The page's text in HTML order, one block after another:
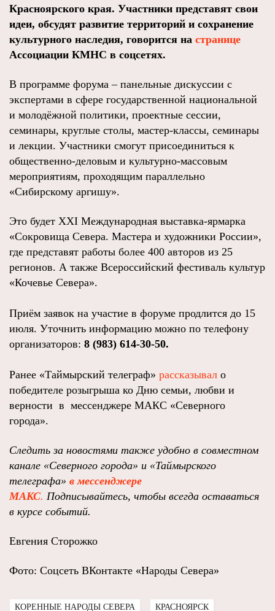
Красноярского края. Участники представят свои
идеи, обсудят развитие территорий и сохранение
культурного наследия, говорится на странице
Ассоциации КМНС в соцсетях.
В программе форума – панельные дискуссии с
экспертами в сфере государственной национальной
и молодёжной политики, проектные сессии,
семинары, круглые столы, мастер-классы, семинары
и лекции. Участники смогут присоединиться к
общественно-деловым и культурно-массовым
мероприятиям, проходящим параллельно
«Сибирскому аргишу».
Это будет XXI Международная выставка-ярмарка
«Сокровища Севера. Мастера и художники России»,
где представят работы более 400 авторов из 25
регионов. А также Всероссийский фестиваль культур
«Кочевье Севера».
Приём заявок на участие в форуме продлится до 15
июля. Уточнить информацию можно по телефону
организаторов: 8 (983) 614-30-50.
Ранее «Таймырский телеграф» рассказывал о
победителе розыгрыша ко Дню семьи, любви и
верности в мессенджере МАКС «Северного
города».
Следить за новостями также удобно в совместном
канале «Северного города» и «Таймырского
телеграфа» в мессенджере
MAКС. Подписывайтесь, чтобы всегда оставаться
в курсе событий.
Евгения Сторожко
Фото: Соцсеть ВКонтакте «Народы Севера»
КОРЕННЫЕ НАРОДЫ СЕВЕРА КРАСНОЯРСК